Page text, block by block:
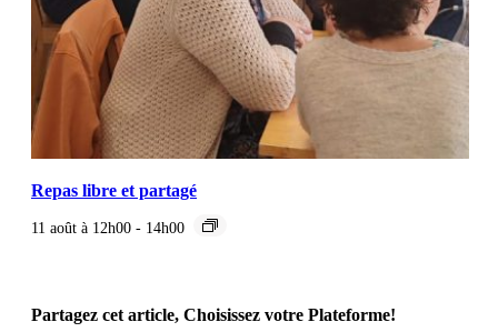
Repas libre et partagé
11 août à 12h00 - 14h00
Partagez cet article, Choisissez votre Plateforme!